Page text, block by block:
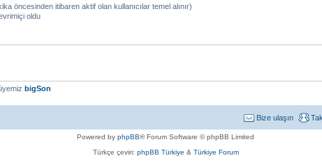
öncesinden itibaren aktif olan kullanıcılar temel alınır)
oldu
bigSon
Bize ulaşın
Powered by phpBB® Forum Software © phpBB Limited
Türkçe çeviri: phpBB Türkiye & Türkiye Forum